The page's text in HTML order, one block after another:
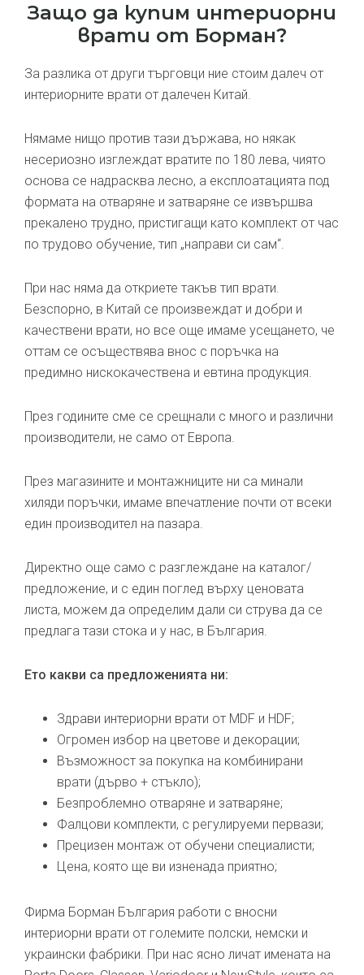
Защо да купим интериорни
врати от Борман?
За разлика от други търговци ние стоим далеч от
интериорните врати от далечен Китай.
Нямаме нищо против тази държава, но някак
несериозно изглеждат вратите по 180 лева, чиято
основа се надрасква лесно, а експлоатацията под
формата на отваряне и затваряне се извършва
прекалено трудно, пристигащи като комплект от час
по трудово обучение, тип „направи си сам“.
При нас няма да откриете такъв тип врати.
Безспорно, в Китай се произвеждат и добри и
качествени врати, но все още имаме усещането, че
оттам се осъществява внос с поръчка на
предимно нискокачествена и евтина продукция.
През годините сме се срещнали с много и различни
производители, не само от Европа.
През магазините и монтажниците ни са минали
хиляди поръчки, имаме впечатление почти от всеки
един производител на пазара.
Директно още само с разглеждане на каталог/
предложение, и с един поглед върху ценовата
листа, можем да определим дали си струва да се
предлага тази стока и у нас, в България.
Ето какви са предложенията ни:
Здрави интериорни врати от MDF и HDF;
Огромен избор на цветове и декорации;
Възможност за покупка на комбинирани
врати (дърво + стъкло);
Безпроблемно отваряне и затваряне;
Фалцови комплекти, с регулируеми первази;
Прецизен монтаж от обучени специалисти;
Цена, която ще ви изненада приятно;
Фирма Борман България работи с вносни
интериорни врати от големите полски, немски и
украински фабрики. При нас ясно личат имената на